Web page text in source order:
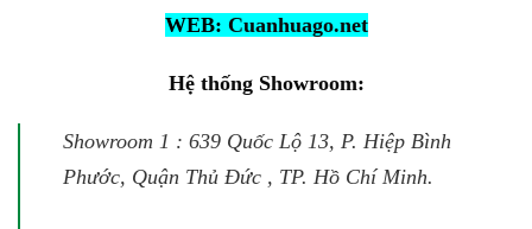
WEB: Cuanhuago.net
Hệ thống Showroom:
Showroom 1 : 639 Quốc Lộ 13, P. Hiệp Bình
Phước, Quận Thủ Đức , TP. Hồ Chí Minh.